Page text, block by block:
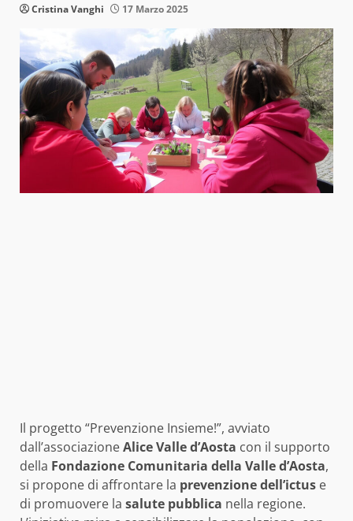
Cristina Vanghi 17 Marzo 2025
Il progetto “Prevenzione Insieme!”, avviato
dall’associazioneAlice Valle d’Aosta con il supporto
della Fondazione Comunitaria della Valle d’Aosta,
si propone di affrontare la prevenzione dell’ictus e
di promuovere la salute pubblica nella regione.